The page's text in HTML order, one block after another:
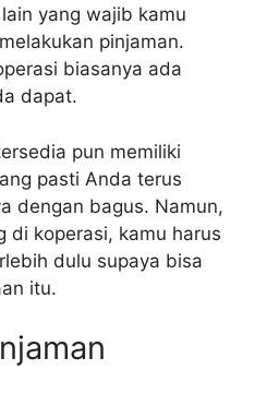
yang wajib kamu
pinjaman.
biasanya ada
dapat.
pun memiliki
pasti Anda terus
dengan bagus. Namun,
di koperasi, kamu harus
dulu supaya bisa
itu.